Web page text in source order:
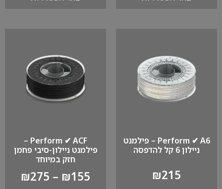
Perform ✔ A6 – פילמנט
ניילון 6 קל להדפסה
₪215
Perform ✔ ACF –
פילמנט ניילון-סיבי פחמן
חזק במיוחד
₪155
–
₪275